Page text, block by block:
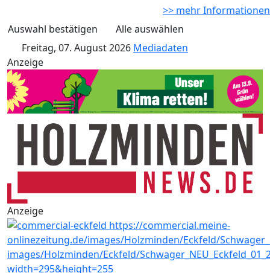
>> mehr Informationen
Auswahl bestätigen
Alle auswählen
Freitag, 07. August 2026 Mediadaten
Anzeige
Anzeige